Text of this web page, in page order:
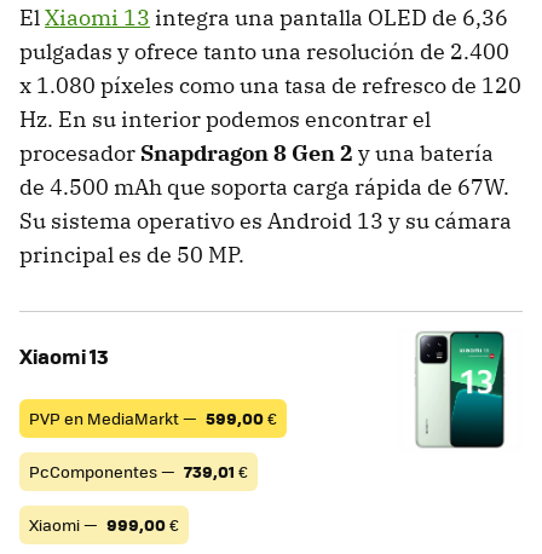
ElXiaomi 13 integra una pantalla OLED de 6,36
pulgadas y ofrece tanto una resolución de 2.400
x 1.080 píxeles como una tasa de refresco de 120
Hz. En su interior podemos encontrar el
procesador Snapdragon 8 Gen2 y una batería
de 4.500 mAh que soporta carga rápida de 67W.
Su sistema operativo es Android 13 y su cámara
principal es de 50 MP.
Xiaomi 13
PVP en MediaMarkt — 599,00€
PcComponentes — 739,01 €
Xiaomi — 999,00€